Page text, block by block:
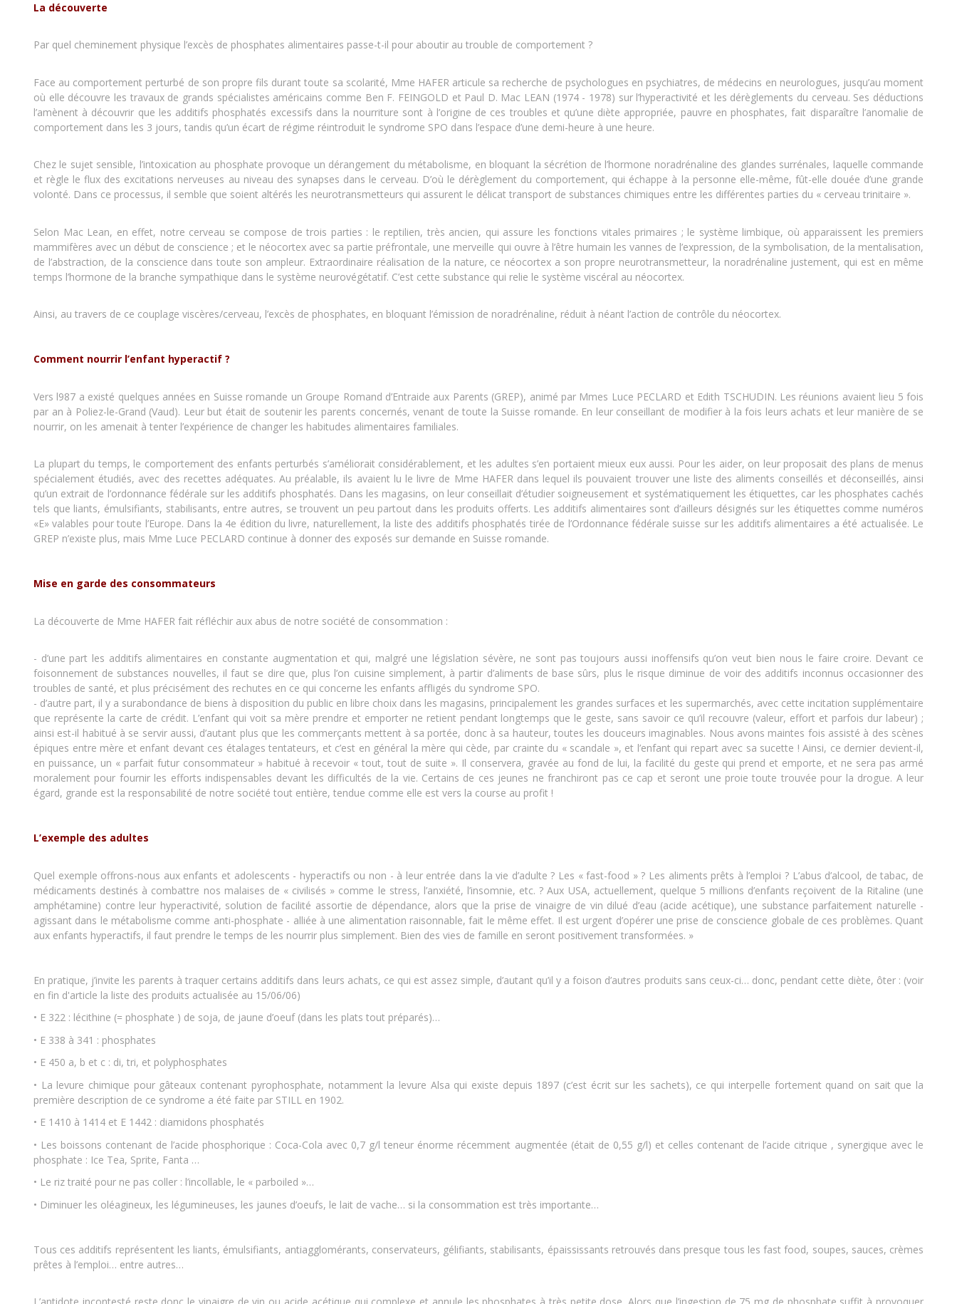
La découverte
Par quel cheminement physique l’excès de phosphates alimentaires passe-t-il pour aboutir au trouble de comportement ?
Face au comportement perturbé de son propre fils durant toute sa scolarité, Mme HAFER articule sa recherche de psychologues en psychiatres, de médecins en neurologues, jusqu’au moment
où elle découvre les travaux de grands spécialistes américains comme Ben F. FEINGOLD et Paul D. Mac LEAN (1974 - 1978) sur l’hyperactivité et les dérèglements du cerveau. Ses déductions
l’amènent à découvrir que les additifs phosphatés excessifs dans la nourriture sont à l’origine de ces troubles et qu’une diète appropriée, pauvre en phosphates, fait disparaître l’anomalie de
comportement dans les 3 jours, tandis qu’un écart de régime réintroduit le syndrome SPO dans l’espace d’une demi-heure à une heure.
Chez le sujet sensible, l’intoxication au phosphate provoque un dérangement du métabolisme, en bloquant la sécrétion de l’hormone noradrénaline des glandes surrénales, laquelle commande
et règle le flux des excitations nerveuses au niveau des synapses dans le cerveau. D’où le dérèglement du comportement, qui échappe à la personne elle-même, fût-elle douée d’une grande
volonté. Dans ce processus, il semble que soient altérés les neurotransmetteurs qui assurent le délicat transport de substances chimiques entre les différentes parties du « cerveau trinitaire ».
Selon Mac Lean, en effet, notre cerveau se compose de trois parties : le reptilien, très ancien, qui assure les fonctions vitales primaires ; le système limbique, où apparaissent les premiers
mammifères avec un début de conscience ; et le néocortex avec sa partie préfrontale, une merveille qui ouvre à l’être humain les vannes de l’expression, de la symbolisation, de la mentalisation,
de l’abstraction, de la conscience dans toute son ampleur. Extraordinaire réalisation de la nature, ce néocortex a son propre neurotransmetteur, la noradrénaline justement, qui est en même
temps l’hormone de la branche sympathique dans le système neurovégétatif. C’est cette substance qui relie le système viscéral au néocortex.
Ainsi, au travers de ce couplage viscères/cerveau, l’excès de phosphates, en bloquant l’émission de noradrénaline, réduit à néant l’action de contrôle du néocortex.
Comment nourrir l’enfant hyperactif ?
Vers l987 a existé quelques années en Suisse romande un Groupe Romand d’Entraide aux Parents (GREP), animé par Mmes Luce PECLARD et Edith TSCHUDIN. Les réunions avaient lieu 5 fois
par an à Poliez-le-Grand (Vaud). Leur but était de soutenir les parents concernés, venant de toute la Suisse romande. En leur conseillant de modifier à la fois leurs achats et leur manière de se
nourrir, on les amenait à tenter l’expérience de changer les habitudes alimentaires familiales.
La plupart du temps, le comportement des enfants perturbés s’améliorait considérablement, et les adultes s’en portaient mieux eux aussi. Pour les aider, on leur proposait des plans de menus
spécialement étudiés, avec des recettes adéquates. Au préalable, ils avaient lu le livre de Mme HAFER dans lequel ils pouvaient trouver une liste des aliments conseillés et déconseillés, ainsi
qu’un extrait de l’ordonnance fédérale sur les additifs phosphatés. Dans les magasins, on leur conseillait d’étudier soigneusement et systématiquement les étiquettes, car les phosphates cachés
tels que liants, émulsifiants, stabilisants, entre autres, se trouvent un peu partout dans les produits offerts. Les additifs alimentaires sont d’ailleurs désignés sur les étiquettes comme numéros
«E» valables pour toute l’Europe. Dans la 4e édition du livre, naturellement, la liste des additifs phosphatés tirée de l’Ordonnance fédérale suisse sur les additifs alimentaires a été actualisée. Le
GREP n’existe plus, mais Mme Luce PECLARD continue à donner des exposés sur demande en Suisse romande.
Mise en garde des consommateurs
La découverte de Mme HAFER fait réfléchir aux abus de notre société de consommation :
- d’une part les additifs alimentaires en constante augmentation et qui, malgré une législation sévère, ne sont pas toujours aussi inoffensifs qu’on veut bien nous le faire croire. Devant ce
foisonnement de substances nouvelles, il faut se dire que, plus l’on cuisine simplement, à partir d’aliments de base sûrs, plus le risque diminue de voir des additifs inconnus occasionner des
troubles de santé, et plus précisément des rechutes en ce qui concerne les enfants affligés du syndrome SPO.
- d’autre part, il y a surabondance de biens à disposition du public en libre choix dans les magasins, principalement les grandes surfaces et les supermarchés, avec cette incitation supplémentaire
que représente la carte de crédit. L’enfant qui voit sa mère prendre et emporter ne retient pendant longtemps que le geste, sans savoir ce qu’il recouvre (valeur, effort et parfois dur labeur) ;
ainsi est-il habitué à se servir aussi, d’autant plus que les commerçants mettent à sa portée, donc à sa hauteur, toutes les douceurs imaginables. Nous avons maintes fois assisté à des scènes
épiques entre mère et enfant devant ces étalages tentateurs, et c’est en général la mère qui cède, par crainte du « scandale », et l’enfant qui repart avec sa sucette ! Ainsi, ce dernier devient-il,
en puissance, un « parfait futur consommateur » habitué à recevoir « tout, tout de suite ». Il conservera, gravée au fond de lui, la facilité du geste qui prend et emporte, et ne sera pas armé
moralement pour fournir les efforts indispensables devant les difficultés de la vie. Certains de ces jeunes ne franchiront pas ce cap et seront une proie toute trouvée pour la drogue. A leur
égard, grande est la responsabilité de notre société tout entière, tendue comme elle est vers la course au profit !
L’exemple des adultes
Quel exemple offrons-nous aux enfants et adolescents - hyperactifs ou non - à leur entrée dans la vie d’adulte ? Les « fast-food » ? Les aliments prêts à l’emploi ? L’abus d’alcool, de tabac, de
médicaments destinés à combattre nos malaises de « civilisés » comme le stress, l’anxiété, l’insomnie, etc. ? Aux USA, actuellement, quelque 5 millions d’enfants reçoivent de la Ritaline (une
amphétamine) contre leur hyperactivité, solution de facilité assortie de dépendance, alors que la prise de vinaigre de vin dilué d’eau (acide acétique), une substance parfaitement naturelle -
agissant dans le métabolisme comme anti-phosphate - alliée à une alimentation raisonnable, fait le même effet. Il est urgent d’opérer une prise de conscience globale de ces problèmes. Quant
aux enfants hyperactifs, il faut prendre le temps de les nourrir plus simplement. Bien des vies de famille en seront positivement transformées. »
En pratique, j’invite les parents à traquer certains additifs dans leurs achats, ce qui est assez simple, d’autant qu’il y a foison d’autres produits sans ceux-ci… donc, pendant cette diète, ôter : (voir
en fin d'article la liste des produits actualisée au 15/06/06)
• E 322 : lécithine (= phosphate ) de soja, de jaune d’oeuf (dans les plats tout préparés)…
• E 338 à 341 : phosphates
• E 450 a, b et c : di, tri, et polyphosphates
• La levure chimique pour gâteaux contenant pyrophosphate, notamment la levure Alsa qui existe depuis 1897 (c’est écrit sur les sachets), ce qui interpelle fortement quand on sait que la
première description de ce syndrome a été faite par STILL en 1902.
• E 1410 à 1414 et E 1442 : diamidons phosphatés
• Les boissons contenant de l’acide phosphorique : Coca-Cola avec 0,7 g/l teneur énorme récemment augmentée (était de 0,55 g/l) et celles contenant de l’acide citrique , synergique avec le
phosphate : Ice Tea, Sprite, Fanta …
• Le riz traité pour ne pas coller : l’incollable, le « parboiled »…
• Diminuer les oléagineux, les légumineuses, les jaunes d’oeufs, le lait de vache… si la consommation est très importante…
Tous ces additifs représentent les liants, émulsifiants, antiagglomérants, conservateurs, gélifiants, stabilisants, épaississants retrouvés dans presque tous les fast food, soupes, sauces, crèmes
prêtes à l’emploi… entre autres…